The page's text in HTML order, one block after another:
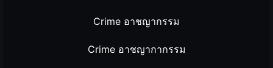
Crime อาชญากรรม
Crime อาชญากากรรม